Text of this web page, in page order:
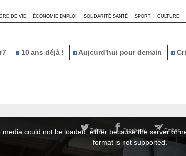
DE VIE ÉCONOMIE EMPLOI SOLIDARITÉ SANTÉ SPORT CULTURE
10 ans déjà ! Aujourd'hui pour demain